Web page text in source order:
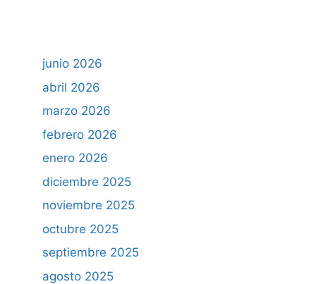
junio 2026
abril 2026
marzo 2026
febrero 2026
enero 2026
diciembre 2025
noviembre 2025
octubre 2025
septiembre 2025
agosto 2025